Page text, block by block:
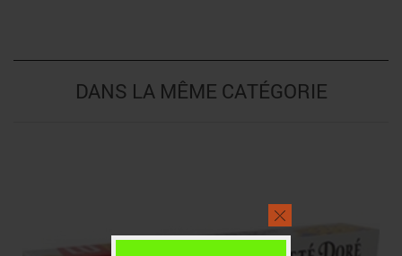
DANS LA MÊME CATÉGORIE